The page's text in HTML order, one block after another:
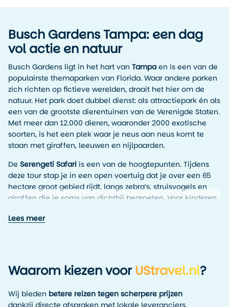
Busch Gardens Tampa: een dag
vol actie en natuur
Busch Gardens ligt in het hart van Tampa en is een van de
populairste themaparken van Florida. Waar andere parken
zich richten op fictieve werelden, draait het hier om de
natuur. Het park doet dubbel dienst: als attractiepark én als
een van de grootste dierentuinen van de Verenigde Staten.
Met meer dan 12.000 dieren, waaronder 2000 exotische
soorten, is het een plek waar je neus aan neus komt te
staan met giraffen, leeuwen en nijlpaarden.
De Serengeti Safari is een van de hoogtepunten. Tijdens
deze tour stap je in een open voertuig dat je over een 65
hectare groot gebied rijdt, langs zebra’s, struisvogels en
giraffen die je soms van dichtbij begroeten. Voor kinderen
aan interactieve programma’s waarin ze leren over
achtbaan ter wereld met een snelheid van ruim 120 km/u.
verticale val van 61 meter, enCheetah Hunt, een soepele
Lees meer
Waarom kiezen voorUStravel.nl?
Wij bieden betere reizen tegen scherpere prijzen